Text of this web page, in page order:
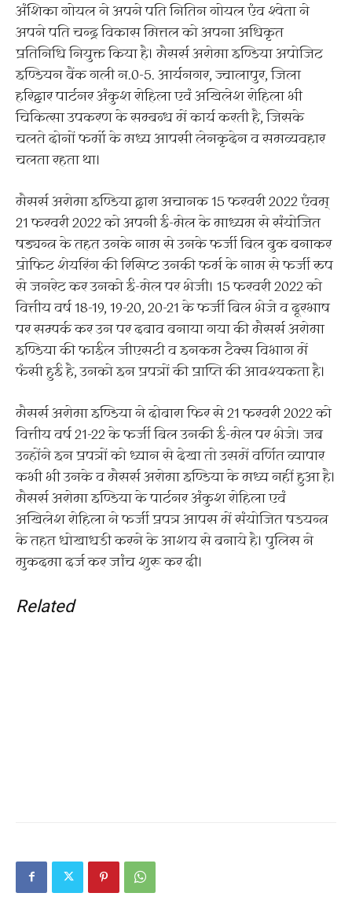
अंशिका गोयल ने अपने पति नितिन गोयल एंव श्वेता ने
अपने पति चन्द्र विकास मित्तल को अपना अधिकृत
प्रतिनिधि नियुक्त किया है। मैसर्स अरोमा इण्डिया अपोजिट
इण्डियन बैंक गली न.0-5. आर्यनगर, ज्वालापुर, जिला
हरिद्वार पार्टनर अंकुश रोहिला एवं अखिलेश रोहिला भी
चिकित्सा उपकरण के सम्बन्ध में कार्य करती है, जिसके
चलते दोनों फर्माे के मध्य आपसी लेनकृदेन व समव्यवहार
चलता रहता था।
मैसर्स अरोमा इण्डिया द्वारा अचानक 15 फरवरी 2022 एंवम्
21 फरवरी 2022 को अपनी ई-मेल के माध्यम से संयोजित
षड्यन्त्र के तहत उनके नाम से उनके फर्जी बिल बुक बनाकर
प्रोफिट शेयरिंग की रिसिप्ट उनकी फर्म के नाम से फर्जी रुप
से जनरेट कर उनको ई-मेल पर भेजी। 15 फरवरी 2022 को
वित्तीय वर्ष 18-19, 19-20, 20-21 के फर्जी बिल भेजे व दूरभाष
पर सम्पर्क कर उन पर दबाव बनाया गया की मैसर्स अरोमा
इण्डिया की फाईल जीएसटी व इनकम टैक्स विभाग में
फंसी हुई है, उनको इन प्रपत्रों की प्राप्ति की आवश्यकता है।
मैसर्स अरोमा इण्डिया ने दोबारा फिर से 21 फरवरी 2022 को
वित्तीय वर्ष 21-22 के फर्जी बिल उनकी ई-मेल पर भेजे। जब
उन्होंने इन प्रपत्रों को ध्यान से देखा तो उसमें वर्णित व्यापार
कभी भी उनके व मैसर्स अरोमा इण्डिया के मध्य नहीं हुआ है।
मैसर्स अरोमा इण्डिया के पार्टनर अंकुश रोहिला एवं
अखिलेश रोहिला ने फर्जी प्रपत्र आपस में संयोजित षडयन्त्र
के तहत धोखाधडी करने के आशय से बनाये है। पुलिस ने
मुकदमा दर्ज कर जांच शुरू कर दी।
Related